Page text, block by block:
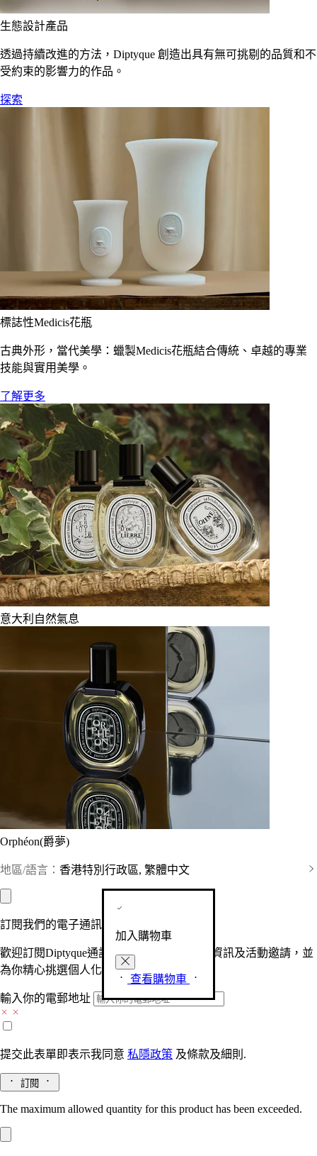
生態設計產品
透過持續改進的方法，Diptyque 創造出具有無可挑剔的品質和不
受約束的影響力的作品。
探索
標誌性Medicis花瓶
古典外形，當代美學：蠟製Medicis花瓶結合傳統、卓越的專業
技能與實用美學。
了解更多
意大利自然氣息
Orphéon(爵夢)
地區/語言： 香港特別行政區, 繁體中文
加入購物車
查看購物車
訂閱我們的電子通訊
歡迎訂閱Diptyque通訊，接收品牌最新產品資訊及活動邀請，並
為你精心挑選個人化的驚喜及禮物。
輸入你的電郵地址
提交此表單即表示我同意 私隱政策 及條款及細則.
訂閱
The maximum allowed quantity for this product has been exceeded.